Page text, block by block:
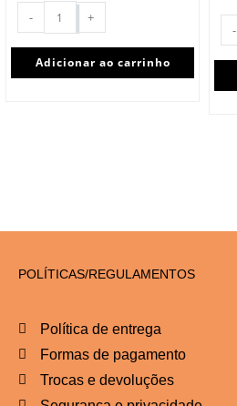
- +
Adicionar ao carrinho
-
POLÍTICAS/REGULAMENTOS
Política de entrega
Formas de pagamento
Trocas e devoluções